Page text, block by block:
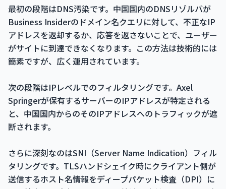
最初の段階はDNS汚染です。中国国内のDNSリゾルバが
Business Insiderのドメイン名クエリに対して、不正なIP
アドレスを返却するか、応答を返さないことで、ユーザー
がサイトに到達できなくなります。この方法は技術的には
簡素ですが、広く運用されています。
次の段階はIPレベルでのフィルタリングです。Axel
Springerが保有するサーバーのIPアドレスが特定される
と、中国国内からのそのIPアドレスへのトラフィックが遮
断されます。
さらに深刻なのはSNI（Server Name Indication）フィル
タリングです。TLSハンドシェイク時にクライアント側が
送信するホスト名情報をディープパケット検査（DPI）に